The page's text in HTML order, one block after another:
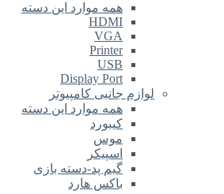
همه موارد این دسته
HDMI
VGA
Printer
USB
Display Port
لوازم جانبی کامپیوتر
همه موارد این دسته
کیبورد
موس
اسپیکر
گیم پد-دسته بازی
باکس هارد